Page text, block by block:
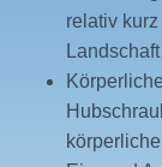
relativ